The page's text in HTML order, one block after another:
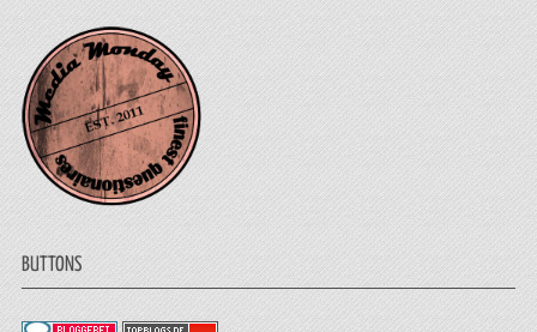
BUTTONS